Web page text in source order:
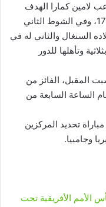
لامين كمارا الهدف
الثاني لمنتخب بلاده السنغال في الدقيقة 17، وفي الشوط الثاني
السنغال والثاني له في
بثلاثية وتأهلها للدور
المقبل، الفائز من
الساعة السابعة من
تحديد المركزين
وجامبيا.
الأمم الأفريقية تحت